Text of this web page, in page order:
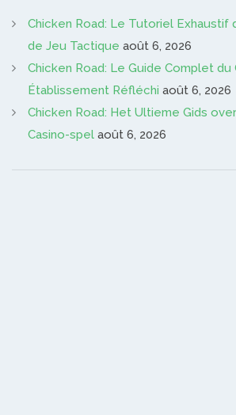
Chicken Road: Le Tutoriel Exhaustif
de Jeu Tactique août 6, 2026
Chicken Road: Le Guide Complet du
Établissement Réfléchi août 6, 2026
Chicken Road: Het Ultieme Gids
Casino-spel août 6, 2026